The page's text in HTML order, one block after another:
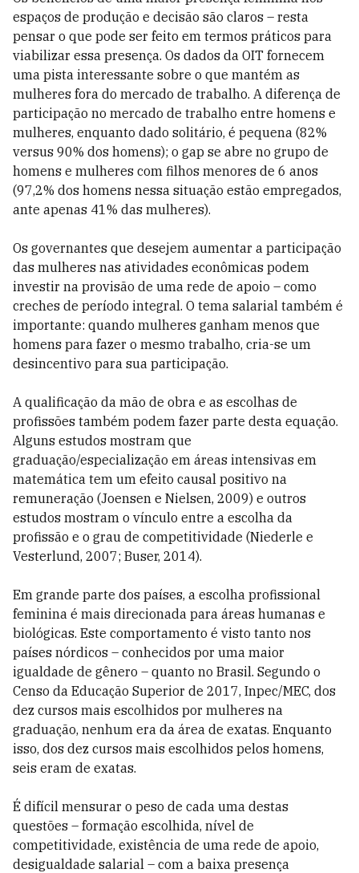
espaços de produção e decisão são claros – resta
pensar o que pode ser feito em termos práticos para
viabilizar essa presença. Os dados da OIT fornecem
uma pista interessante sobre o que mantém as
mulheres fora do mercado de trabalho. A diferença de
participação no mercado de trabalho entre homens e
mulheres, enquanto dado solitário, é pequena (82%
versus 90% dos homens); o gap se abre no grupo de
homens e mulheres com filhos menores de 6 anos
(97,2% dos homens nessa situação estão empregados,
ante apenas 41% das mulheres).
Os governantes que desejem aumentar a participação
das mulheres nas atividades econômicas podem
investir na provisão de uma rede de apoio – como
creches de período integral. O tema salarial também é
importante: quando mulheres ganham menos que
homens para fazer o mesmo trabalho, cria-se um
desincentivo para sua participação.
A qualificação da mão de obra e as escolhas de
profissões também podem fazer parte desta equação.
Alguns estudos mostram que
graduação/especialização em áreas intensivas em
matemática tem um efeito causal positivo na
remuneração (Joensen e Nielsen, 2009) e outros
estudos mostram o vínculo entre a escolha da
profissão e o grau de competitividade (Niederle e
Vesterlund, 2007; Buser, 2014).
Em grande parte dos países, a escolha profissional
feminina é mais direcionada para áreas humanas e
biológicas. Este comportamento é visto tanto nos
países nórdicos – conhecidos por uma maior
igualdade de gênero – quanto no Brasil. Segundo o
Censo da Educação Superior de 2017, Inpec/MEC, dos
dez cursos mais escolhidos por mulheres na
graduação, nenhum era da área de exatas. Enquanto
isso, dos dez cursos mais escolhidos pelos homens,
seis eram de exatas.
É difícil mensurar o peso de cada uma destas
questões – formação escolhida, nível de
competitividade, existência de uma rede de apoio,
desigualdade salarial – com a baixa presença